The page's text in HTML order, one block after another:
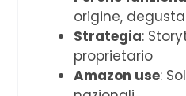
origine,
Strategia:
proprietario
Amazon use: